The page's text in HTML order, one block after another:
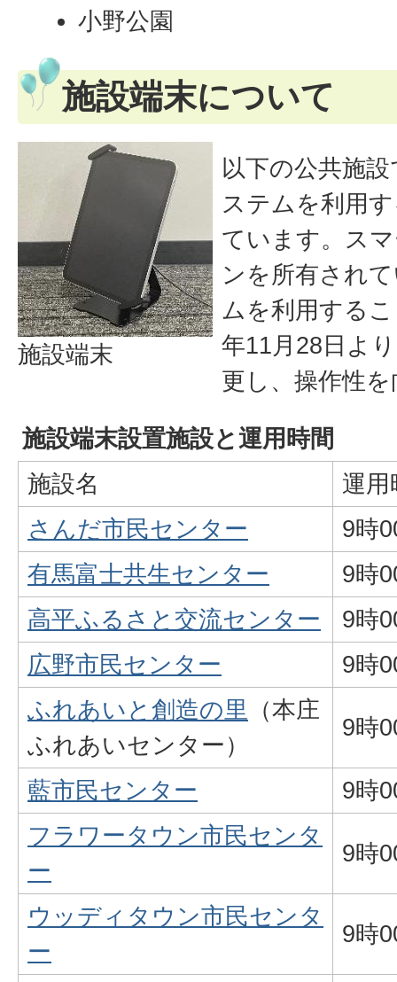
小野公園
施設端末について
施設端末
以下の公共施
ステムを利用
ています。ス
ンを所有され
ムを利用する
年11月28日よ
更し、操作性
施設端末設置施設と運用時間
施設名
運用
さんだ市民センター
9時
有馬富士共生センター
9時
高平ふるさと交流センター
9時
広野市民センター
9時
ふれあいと創造の里 （本庄
ふれあいセンター）
9時
藍市民センター
9時
フラワータウン市民センタ
ー
9時
ウッディタウン市民センタ
ー
9時